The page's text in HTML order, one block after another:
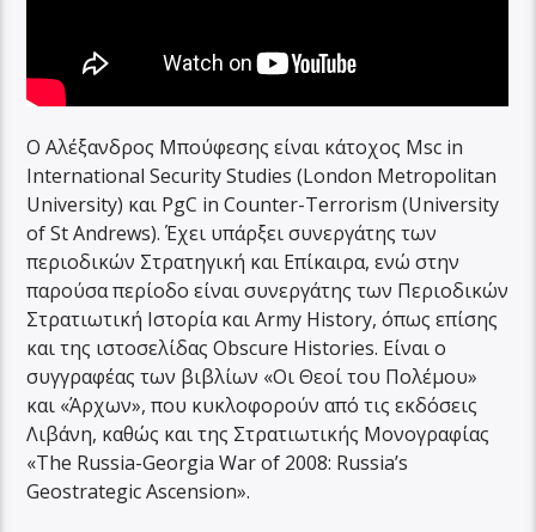
Ο Αλέξανδρος Μπούφεσης είναι κάτοχος Msc in
International Security Studies (London Metropolitan
University) και PgC in Counter-Terrorism (University
of St Andrews). Έχει υπάρξει συνεργάτης των
περιοδικών Στρατηγική και Επίκαιρα, ενώ στην
παρούσα περίοδο είναι συνεργάτης των Περιοδικών
Στρατιωτική Ιστορία και Army History, όπως επίσης
και της ιστοσελίδας Obscure Histories. Είναι ο
συγγραφέας των βιβλίων «Οι Θεοί του Πολέμου»
και «Άρχων», που κυκλοφορούν από τις εκδόσεις
Λιβάνη, καθώς και της Στρατιωτικής Μονογραφίας
«The Russia-Georgia War of 2008: Russia’s
Geostrategic Ascension».